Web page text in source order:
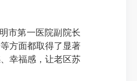
市第一医院副院长
方面都取得了显著
幸福感，让老区苏